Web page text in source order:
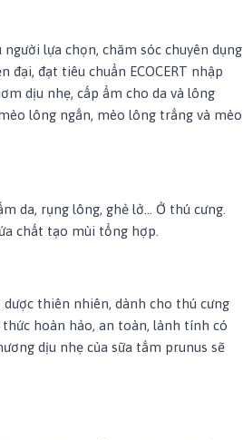
lựa chọn, chăm sóc chuyên dụng
đạt tiêu chuẩn ECOCERT nhập
dịu nhẹ, cấp ẩm cho da và lông
lông ngắn, mèo lông trắng và mèo
da, rụng lông, ghẻ lở… Ở thú cưng.
chất tạo mùi tổng hợp.
thiên nhiên, dành cho thú cưng
thức hoàn hảo, an toàn, lành tính có
dịu nhẹ của sữa tắm prunus sẽ